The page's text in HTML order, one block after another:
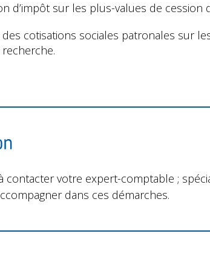
d’impôt sur les plus-values de cession
cotisations sociales patronales sur
contacter votre expert-comptable ;
dans ces démarches.